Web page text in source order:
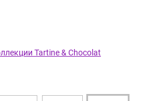
Tartine & Chocolat